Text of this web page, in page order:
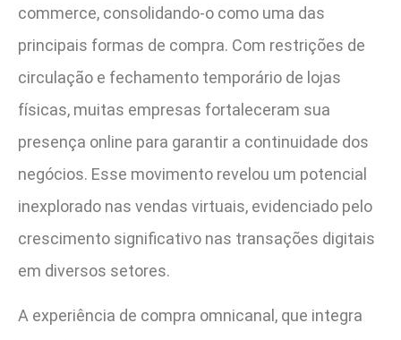
commerce, consolidando-o como uma das
principais formas de compra. Com restrições de
circulação e fechamento temporário de lojas
físicas, muitas empresas fortaleceram sua
presença online para garantir a continuidade dos
negócios. Esse movimento revelou um potencial
inexplorado nas vendas virtuais, evidenciado pelo
crescimento significativo nas transações digitais
em diversos setores.
A experiência de compra omnicanal, que integra